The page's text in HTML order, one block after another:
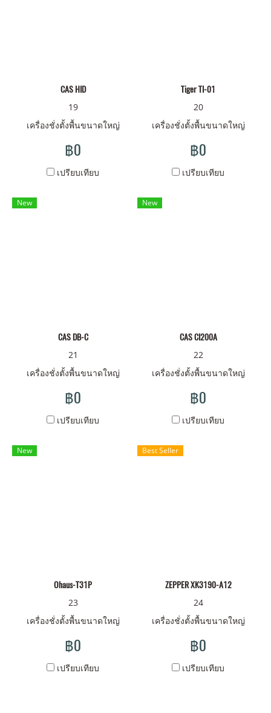
CAS HID
19
เครื่องชั่งตั้งพื้นขนาดใหญ่
฿0
เปรียบเทียบ
Tiger TI-01
20
เครื่องชั่งตั้งพื้นขนาดใหญ่
฿0
เปรียบเทียบ
New
CAS DB-C
21
เครื่องชั่งตั้งพื้นขนาดใหญ่
฿0
เปรียบเทียบ
New
CAS CI200A
22
เครื่องชั่งตั้งพื้นขนาดใหญ่
฿0
เปรียบเทียบ
New
Ohaus-T31P
23
เครื่องชั่งตั้งพื้นขนาดใหญ่
฿0
เปรียบเทียบ
Best Seller
ZEPPER XK3190-A12
24
เครื่องชั่งตั้งพื้นขนาดใหญ่
฿0
เปรียบเทียบ